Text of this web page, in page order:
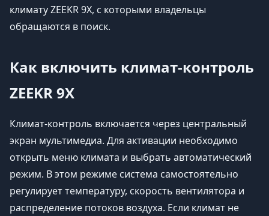
климату ZEEKR 9X, с которыми владельцы
обращаются в поиск.
Как включить климат-контроль
ZEEKR 9X
Климат-контроль включается через центральный
экран мультимедиа. Для активации необходимо
открыть меню климата и выбрать автоматический
режим. В этом режиме система самостоятельно
регулирует температуру, скорость вентилятора и
распределение потоков воздуха. Если климат не